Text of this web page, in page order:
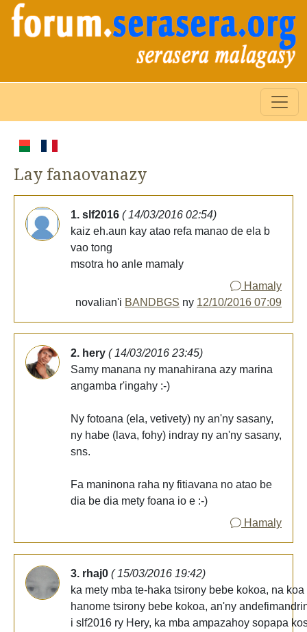
Lay fanaovanazy
1. slf2016 ( 14/03/2016 02:54)
kaiz eh.aun kay atao refa manao de ela b
vao tong
msotra ho anle mamaly
Hamaly
novalian'i BANDBGS ny 12/10/2016 07:09
2. hery ( 14/03/2016 23:45)
Samy manana ny manahirana azy marina
angamba r'ingahy :-)
Ny fotoana (ela, vetivety) ny an'ny sasany,
ny habe (lava, fohy) indray ny an'ny sasany,
sns.
Fa maninona raha ny fitiavana no atao be
dia be dia mety foana io e :-)
Hamaly
3. rhaj0 ( 15/03/2016 19:42)
ka mety mba te-haka tsirony bebe kokoa, na koa
hanome tsirony bebe kokoa, an'ny
i slf2016 ry Hery, ka mba ampazahoy sopapa